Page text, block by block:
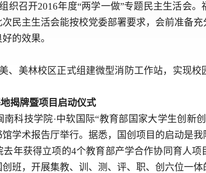
织召开2016年度“两学一做”专题民主生活会
民主生活会能按校党委部署要求，会前准备
的效果。
、美林校区正式组建微型消防工作站，实现
揭牌暨项目启动仪式
科技学院·中软国际“教育部国家大学生创新
学术报告厅举行。据悉，国创项目的启动是
年获得立项的4个教育部产学合作协同育人
班，开展集教、训、测、评、职、创六位一体